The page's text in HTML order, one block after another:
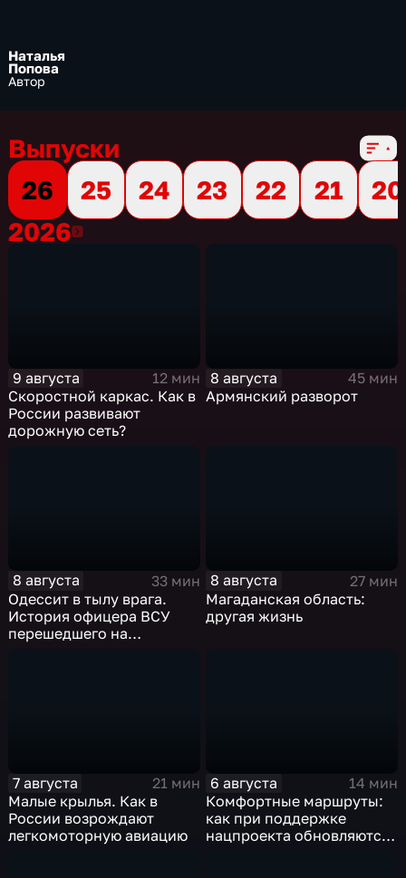
Наталья
Попова
Автор
Выпуски
26
25 24 23 22 21
20
20262026
9 августа
12 мин
Скоростной каркас. Как в
России развивают
дорожную сеть?
8 августа
45 мин
Армянский разворот
8 августа
33 мин
Одессит в тылу врага.
История офицера ВСУ
перешедшего на
8 августа
27 мин
Магаданская область:
другая жизнь
7 августа
21 мин
Малые крылья. Как в
России возрождают
легкомоторную авиацию
6 августа
14 мин
Комфортные маршруты:
как при поддержке
нацпроекта обновляются